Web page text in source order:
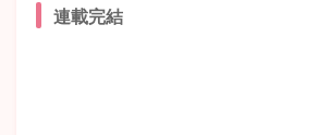
連載完結